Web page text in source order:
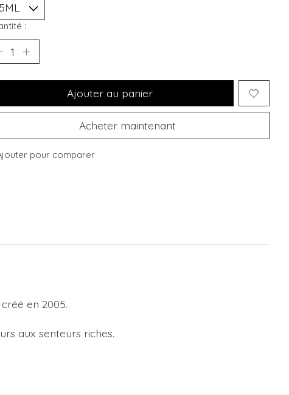
:
Ajouter au panier
Acheter maintenant
pour comparer
en 2005.
aux senteurs riches.